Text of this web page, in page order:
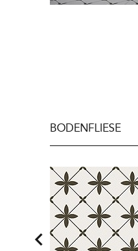
BODENFLIESE